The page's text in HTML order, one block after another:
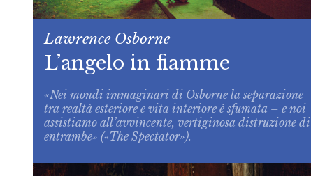
Lawrence Osborne
L’angelo in fiamme
«Nei mondi immaginari di Osborne la separazione
tra realtà esteriore e vita interiore è sfumata – e noi
assistiamo all’avvincente, vertiginosa distruzione di
entrambe» («The Spectator»).